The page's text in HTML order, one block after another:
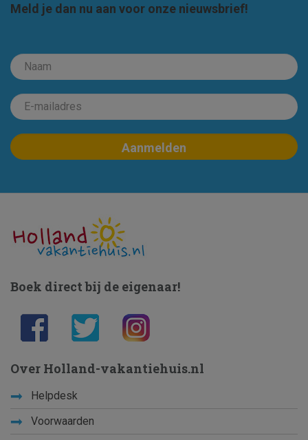
Meld je dan nu aan voor onze nieuwsbrief!
Boek direct bij de eigenaar!
Over Holland-vakantiehuis.nl
Helpdesk
Voorwaarden